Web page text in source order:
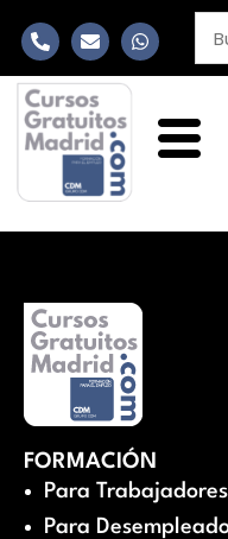
FORMACIÓN
Para Trabajadores
Para